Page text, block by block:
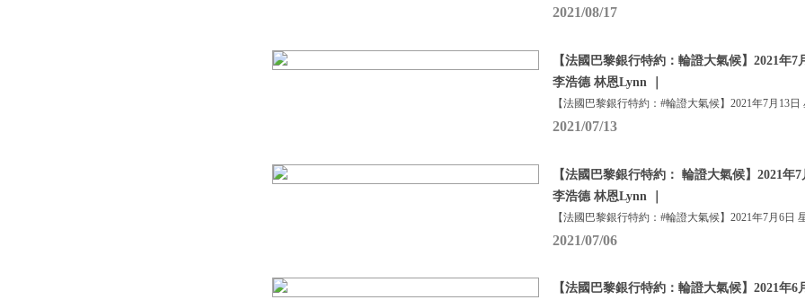
2021/08/17
【法國巴黎銀行特約：輪證大氣候】2021年
李浩德 林恩Lynn ｜
【法國巴黎銀行特約：#輪證大氣候】2021年7月13日
2021/07/13
【法國巴黎銀行特約： 輪證大氣候】2021年
李浩德 林恩Lynn ｜
【法國巴黎銀行特約：#輪證大氣候】2021年7月6日
2021/07/06
【法國巴黎銀行特約：輪證大氣候】2021年